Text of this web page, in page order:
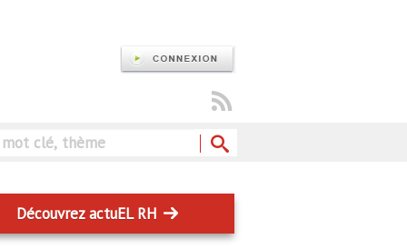
Rechercher
Découvrez actuEL RH